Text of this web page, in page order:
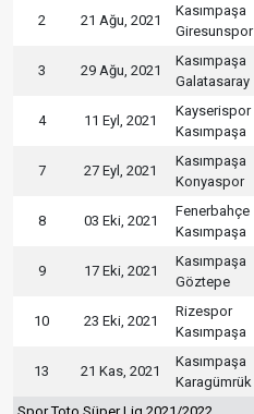
2 21 Ağu, 2021
Kasımpaşa
Giresunspor
3 29 Ağu, 2021
Kasımpaşa
Galatasaray
4 11 Eyl, 2021
Kayserispor
Kasımpaşa
7 27 Eyl, 2021
Kasımpaşa
Konyaspor
8 03 Eki, 2021
Fenerbahçe
Kasımpaşa
9 17 Eki, 2021
Kasımpaşa
Göztepe
10 23 Eki, 2021
Rizespor
Kasımpaşa
13 21 Kas, 2021
Kasımpaşa
Karagümrük